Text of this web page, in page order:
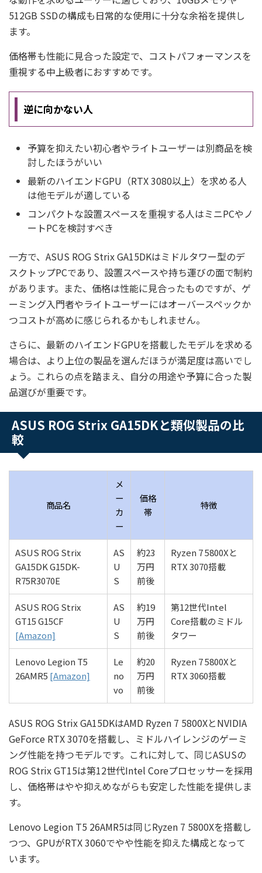
512GB SSDの構成も日常的な使用に十分な余裕を提供し
ます。
価格帯も性能に見合った設定で、コストパフォーマンスを
重視する中上級者におすすめです。
逆に向かない人
予算を抑えたい初心者やライトユーザーは別商品を検
討したほうがいい
最新のハイエンドGPU（RTX 3080以上）を求める人
は他モデルが適している
コンパクトな設置スペースを重視する人はミニPCやノ
ートPCを検討すべき
一方で、ASUS ROG Strix GA15DKはミドルタワー型のデ
スクトップPCであり、設置スペースや持ち運びの面で制約
があります。また、価格は性能に見合ったものですが、ゲ
ーミング入門者やライトユーザーにはオーバースペックか
つコストが高めに感じられるかもしれません。
さらに、最新のハイエンドGPUを搭載したモデルを求める
場合は、より上位の製品を選んだほうが満足度は高いでし
ょう。これらの点を踏まえ、自分の用途や予算に合った製
品選びが重要です。
ASUS ROG Strix GA15DKと類似製品の比
較
商品名
メ
ー
カ
ー
価格
帯
特徴
ASUS ROG Strix
GA15DK G15DK-
R75R3070E
AS
U
S
約23
万円
前後
Ryzen 7 5800Xと
RTX 3070搭載
ASUS ROG Strix
GT15 G15CF
[Amazon]
AS
U
S
約19
万円
前後
第12世代Intel
Core搭載のミドル
タワー
Lenovo Legion T5
26AMR5 [Amazon]
Le
no
vo
約20
万円
前後
Ryzen 7 5800Xと
RTX 3060搭載
ASUS ROG Strix GA15DKはAMD Ryzen 7 5800XとNVIDIA
GeForce RTX 3070を搭載し、ミドルハイレンジのゲーミ
ング性能を持つモデルです。これに対して、同じASUSの
ROG Strix GT15は第12世代Intel Coreプロセッサーを採用
し、価格帯はやや抑えめながらも安定した性能を提供しま
す。
Lenovo Legion T5 26AMR5は同じRyzen 7 5800Xを搭載し
つつ、GPUがRTX 3060でやや性能を抑えた構成となって
います。